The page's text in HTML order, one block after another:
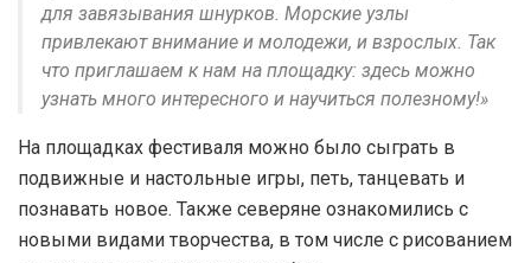
для завязывания шнурков. Морские узлы
привлекают внимание и молодежи, и взрослых. Так
что приглашаем к нам на площадку: здесь можно
узнать много интересного и научиться полезному!»
На площадках фестиваля можно было сыграть в
подвижные и настольные игры, петь, танцевать и
познавать новое. Также северяне ознакомились с
новыми видами творчества, в том числе с рисованием